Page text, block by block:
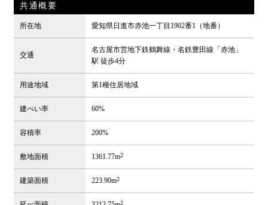
共通概要
所在地 愛知県日進市赤池一丁目1902番1（地番）
交通
名古屋市営地下鉄鶴舞線・名鉄豊田線「赤池」
駅 徒歩4分
用途地域 第1種住居地域
建ぺい率 60%
容積率 200%
敷地面積 1361.77m2
建築面積 223.90m2
2